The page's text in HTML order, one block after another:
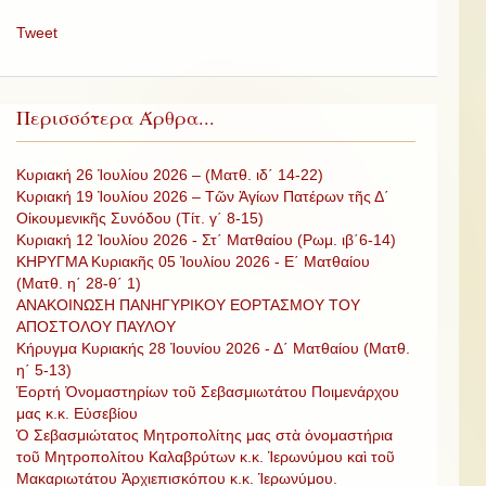
Tweet
Περισσότερα Άρθρα...
Κυριακή 26 Ἰουλίου 2026 – (Ματθ. ιδ΄ 14-22)
Κυριακή 19 Ἰουλίου 2026 – Τῶν Ἁγίων Πατέρων τῆς Δ΄
Οἰκουμενικῆς Συνόδου (Τίτ. γ΄ 8-15)
Κυριακή 12 Ἰουλίου 2026 - Στ΄ Ματθαίου (Ρωμ. ιβ΄6-14)
ΚΗΡΥΓΜΑ Κυριακῆς 05 Ἰουλίου 2026 - Ε΄ Ματθαίου
(Ματθ. η΄ 28-θ΄ 1)
ΑΝΑΚΟΙΝΩΣΗ ΠΑΝΗΓΥΡΙΚΟΥ ΕΟΡΤΑΣΜΟΥ ΤΟΥ
ΑΠΟΣΤΟΛΟΥ ΠΑΥΛΟΥ
Κήρυγμα Κυριακής 28 Ἰουνίου 2026 - Δ΄ Ματθαίου (Ματθ.
η΄ 5-13)
Ἑορτή Ὀνομαστηρίων τοῦ Σεβασμιωτάτου Ποιμενάρχου
μας κ.κ. Εὐσεβίου
Ὁ Σεβασμιώτατος Μητροπολίτης μας στὰ ὀνομαστήρια
τοῦ Μητροπολίτου Καλαβρύτων κ.κ. Ἱερωνύμου καὶ τοῦ
Μακαριωτάτου Ἀρχιεπισκόπου κ.κ. Ἱερωνύμου.